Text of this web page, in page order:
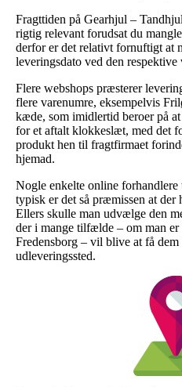
Fragttiden på Gearhjul –
rigtig relevant forudsat du
derfor er det relativt fornuftigt at
leveringsdato ved den respektive
Flere webshops præsterer
flere varenumre, eksempelvis
kæde, som imidlertid beroer på
for et aftalt klokkeslæt, med det
produkt hen til fragtfirmaet
hjemad.
Nogle enkelte online
typisk er det så præmissen at der
Ellers skulle man udvælge den
der i mange tilfælde – om man
Fredensborg – vil blive at få
udleveringssted.